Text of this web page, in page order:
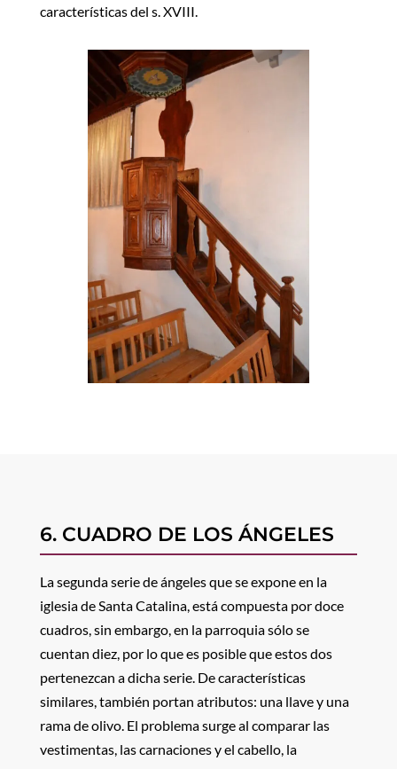
características del s. XVIII.
6. CUADRO DE LOS ÁNGELES
La segunda serie de ángeles que se expone en la
iglesia de Santa Catalina, está compuesta por doce
cuadros, sin embargo, en la parroquia sólo se
cuentan diez, por lo que es posible que estos dos
pertenezcan a dicha serie. De características
similares, también portan atributos: una llave y una
rama de olivo. El problema surge al comparar las
vestimentas, las carnaciones y el cabello, la